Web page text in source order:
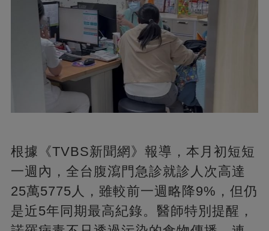
根據《TVBS新聞網》報導，本月初短短
一週內，全台腹瀉門急診就診人次高達
25萬5775人，雖較前一週略降9%，但仍
是近5年同期最高紀錄。醫師特別提醒，